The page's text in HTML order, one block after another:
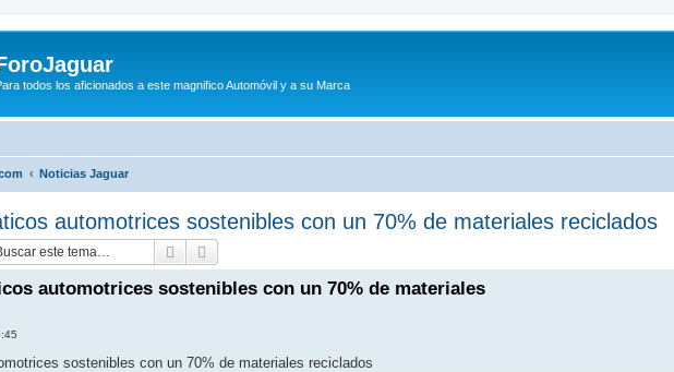
todos los aficionados a este magnifico Automóvil y a su Marca
Noticias Jaguar
automotrices sostenibles con un 70% de materiales reciclados
Buscar
automotrices sostenibles con un 70% de materiales
sostenibles con un 70% de materiales reciclados